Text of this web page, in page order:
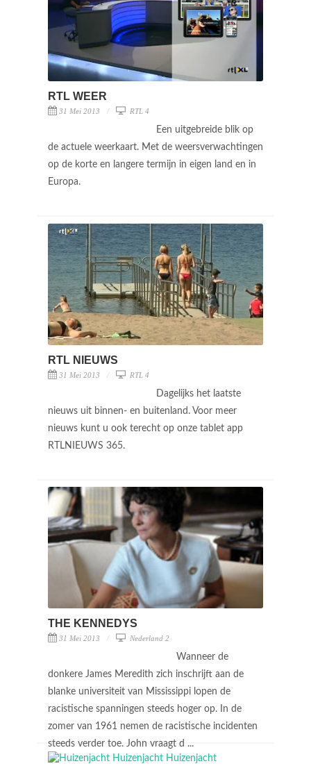
RTL WEER
31 Mei 2013 RTL 4
Een uitgebreide blik op
de actuele weerkaart. Met de weersverwachtingen
op de korte en langere termijn in eigen land en in
Europa.
RTL NIEUWS
31 Mei 2013 RTL 4
Dagelijks het laatste
nieuws uit binnen- en buitenland. Voor meer
nieuws kunt u ook terecht op onze tablet app
RTLNIEUWS 365.
THE KENNEDYS
31 Mei 2013 Nederland 2
Wanneer de
donkere James Meredith zich inschrijft aan de
blanke universiteit van Mississippi lopen de
racistische spanningen steeds hoger op. In de
zomer van 1961 nemen de racistische incidenten
steeds verder toe. John vraagt d ...